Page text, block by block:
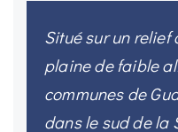
Situé sur un
plaine de faible
communes de
dans le sud de la